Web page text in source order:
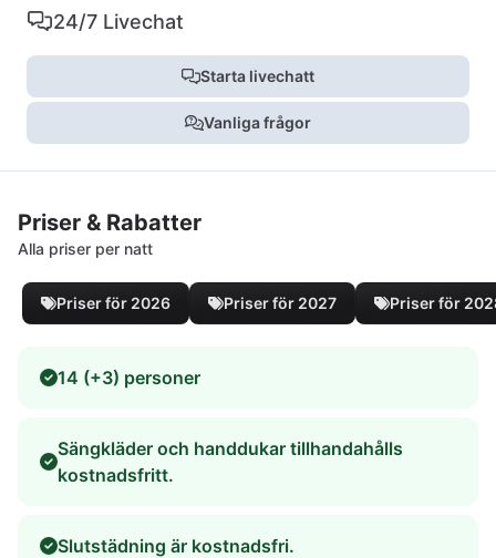
24/7 Livechat
Starta livechatt
Vanliga frågor
Priser & Rabatter
Alla priser per natt
Priser för 2026 Priser för 2027 Priser för
14 (+3) personer
Sängkläder och handdukar tillhandahålls
kostnadsfritt.
Slutstädning är kostnadsfri.